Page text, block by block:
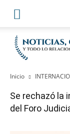
Inicio
Se rechazó la
del Foro